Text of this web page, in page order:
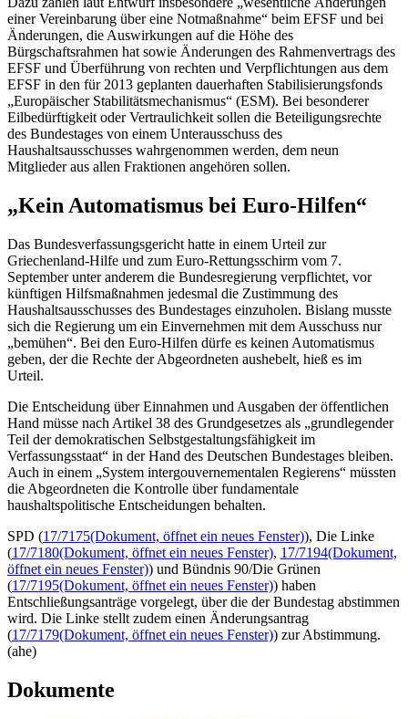
einer Vereinbarung über eine Notmaßnahme“ beim EFSF und bei
Änderungen, die Auswirkungen auf die Höhe des
Bürgschaftsrahmen hat sowie Änderungen des Rahmenvertrags des
EFSF und Überführung von rechten und Verpflichtungen aus dem
EFSF in den für 2013 geplanten dauerhaften Stabilisierungsfonds
„Europäischer Stabilitätsmechanismus“ (ESM). Bei besonderer
Eilbedürftigkeit oder Vertraulichkeit sollen die Beteiligungsrechte
des Bundestages von einem Unterausschuss des
Haushaltsausschusses wahrgenommen werden, dem neun
Mitglieder aus allen Fraktionen angehören sollen.
„Kein Automatismus bei Euro-Hilfen“
Das Bundesverfassungsgericht hatte in einem Urteil zur
Griechenland-Hilfe und zum Euro-Rettungsschirm vom 7.
September unter anderem die Bundesregierung verpflichtet, vor
künftigen Hilfsmaßnahmen jedesmal die Zustimmung des
Haushaltsausschusses des Bundestages einzuholen. Bislang musste
sich die Regierung um ein Einvernehmen mit dem Ausschuss nur
„bemühen“. Bei den Euro-Hilfen dürfe es keinen Automatismus
geben, der die Rechte der Abgeordneten aushebelt, hieß es im
Urteil.
Die Entscheidung über Einnahmen und Ausgaben der öffentlichen
Hand müsse nach Artikel 38 des Grundgesetzes als „grundlegender
Teil der demokratischen Selbstgestaltungsfähigkeit im
Verfassungsstaat“ in der Hand des Deutschen Bundestages bleiben.
Auch in einem „System intergouvernementalen Regierens“ müssten
die Abgeordneten die Kontrolle über fundamentale
haushaltspolitische Entscheidungen behalten.
SPD (17/7175(Dokument, öffnet ein neues Fenster)), Die Linke
(17/7180(Dokument, öffnet ein neues Fenster), 17/7194(Dokument,
öffnet ein neues Fenster)) und Bündnis 90/Die Grünen
(17/7195(Dokument, öffnet ein neues Fenster)) haben
Entschließungsanträge vorgelegt, über die der Bundestag abstimmen
wird. Die Linke stellt zudem einen Änderungsantrag
(17/7179(Dokument, öffnet ein neues Fenster)) zur Abstimmung.
(ahe)
Dokumente